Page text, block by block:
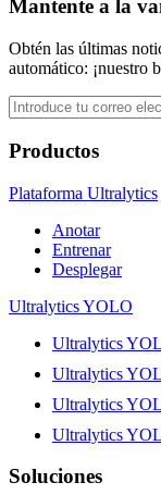
Mantente a la
Obtén las últimas
automático: ¡nuestro
Productos
Plataforma Ultralytics
Anotar
Entrenar
Desplegar
Ultralytics YOLO
Ultralytics
Ultralytics
Ultralytics
Ultralytics
Soluciones